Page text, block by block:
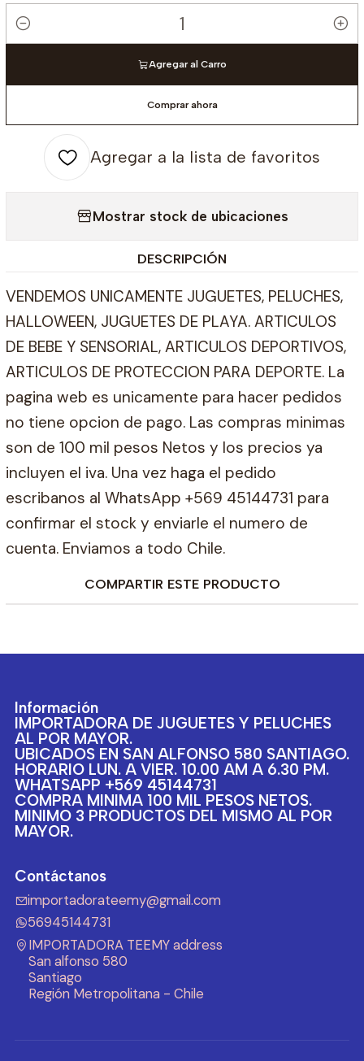
Cantidad
Agregar al Carro
Comprar ahora
Agregar a la lista de favoritos
Mostrar stock de ubicaciones
DESCRIPCIÓN
VENDEMOS UNICAMENTE JUGUETES, PELUCHES,
HALLOWEEN, JUGUETES DE PLAYA. ARTICULOS
DE BEBE Y SENSORIAL, ARTICULOS DEPORTIVOS,
ARTICULOS DE PROTECCION PARA DEPORTE. La
pagina web es unicamente para hacer pedidos
no tiene opcion de pago. Las compras minimas
son de 100 mil pesos Netos y los precios ya
incluyen el iva. Una vez haga el pedido
escribanos al WhatsApp +569 45144731 para
confirmar el stock y enviarle el numero de
cuenta. Enviamos a todo Chile.
COMPARTIR ESTE PRODUCTO
Información
IMPORTADORA DE JUGUETES Y PELUCHES
AL POR MAYOR.
UBICADOS EN SAN ALFONSO 580 SANTIAGO.
HORARIO LUN. A VIER. 10.00 AM A 6.30 PM.
WHATSAPP +569 45144731
COMPRA MINIMA 100 MIL PESOS NETOS.
MINIMO 3 PRODUCTOS DEL MISMO AL POR
MAYOR.
Contáctanos
importadorateemy@gmail.com
56945144731
IMPORTADORA TEEMY address
San alfonso 580
Santiago
Región Metropolitana - Chile